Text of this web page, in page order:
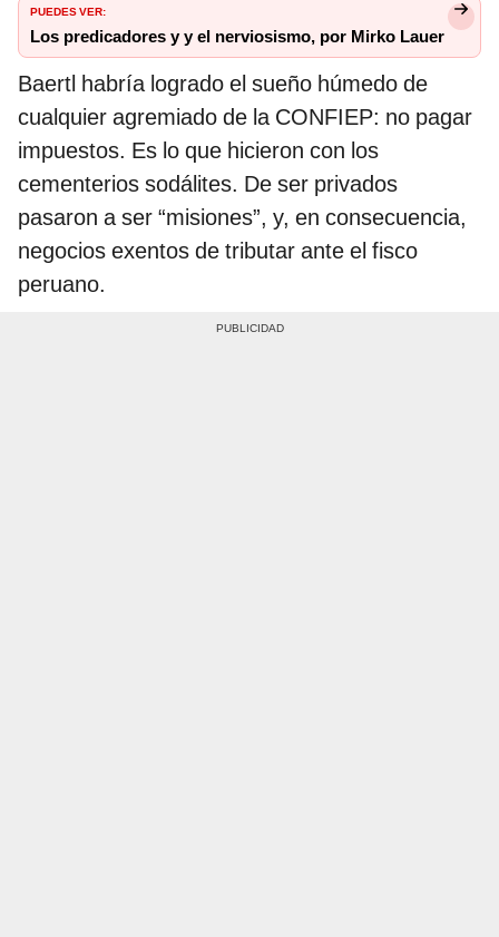
PUEDES VER:
Los predicadores y y el nerviosismo, por Mirko Lauer
Baertl habría logrado el sueño húmedo de
cualquier agremiado de la CONFIEP: no pagar
impuestos. Es lo que hicieron con los
cementerios sodálites. De ser privados
pasaron a ser “misiones”, y, en consecuencia,
negocios exentos de tributar ante el fisco
peruano.